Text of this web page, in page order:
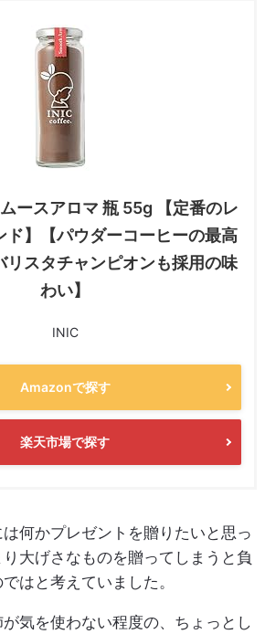
ースアロマ 瓶 55g 【定番のレ
ド】【パウダーコーヒーの最高
リスタチャンピオンも採用の味
わい】
INIC
Amazonで探す
楽天市場で探す
何かプレゼントを贈りたいと思っ
大げさなものを贈ってしまうと負
はと考えていました。
気を使わない程度の、ちょっとし